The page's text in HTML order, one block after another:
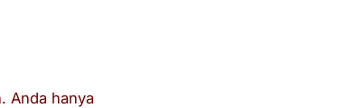
Anda hanya